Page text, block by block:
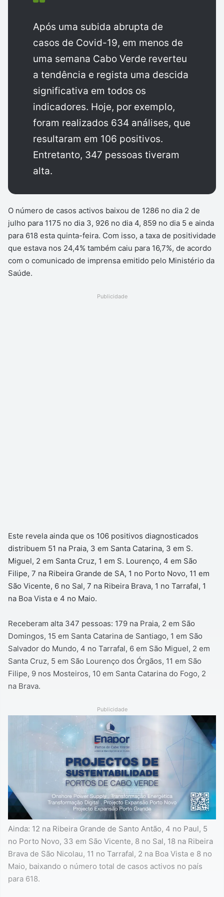
Após uma subida abrupta de
casos de Covid-19, em menos de
uma semana Cabo Verde reverteu
a tendência e regista uma descida
significativa em todos os
indicadores. Hoje, por exemplo,
foram realizados 634 análises, que
resultaram em 106 positivos.
Entretanto, 347 pessoas tiveram
alta.
O número de casos activos baixou de 1286 no dia 2 de
julho para 1175 no dia 3, 926 no dia 4, 859 no dia 5 e ainda
para 618 esta quinta-feira. Com isso, a taxa de positividade
que estava nos 24,4% também caiu para 16,7%, de acordo
com o comunicado de imprensa emitido pelo Ministério da
Saúde.
Publicidade
Este revela ainda que os 106 positivos diagnosticados
distribuem 51 na Praia, 3 em Santa Catarina, 3 em S.
Miguel, 2 em Santa Cruz, 1 em S. Lourenço, 4 em São
Filipe, 7 na Ribeira Grande de SA, 1 no Porto Novo, 11 em
São Vicente, 6 no Sal, 7 na Ribeira Brava, 1 no Tarrafal, 1
na Boa Vista e 4 no Maio.
Receberam alta 347 pessoas: 179 na Praia, 2 em São
Domingos, 15 em Santa Catarina de Santiago, 1 em São
Salvador do Mundo, 4 no Tarrafal, 6 em São Miguel, 2 em
Santa Cruz, 5 em São Lourenço dos Órgãos, 11 em São
Filipe, 9 nos Mosteiros, 10 em Santa Catarina do Fogo, 2
na Brava.
Publicidade
Ainda: 12 na Ribeira Grande de Santo Antão, 4 no Paul, 5
no Porto Novo, 33 em São Vicente, 8 no Sal, 18 na Ribeira
Brava de São Nicolau, 11 no Tarrafal, 2 na Boa Vista e 8 no
Maio, baixando o número total de casos activos no país
para 618.